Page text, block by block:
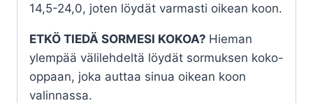
14,5-24,0, joten löydät varmasti oikean koon.
ETKÖ TIEDÄ SORMESI KOKOA? Hieman
ylempää välilehdeltä löydät sormuksen koko-
oppaan, joka auttaa sinua oikean koon
valinnassa.